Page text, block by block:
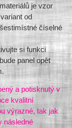
je vzor
od
číselné
si funkci
panel opět
a potisknutý v
kvalitní
výrazné, tak jak
následné